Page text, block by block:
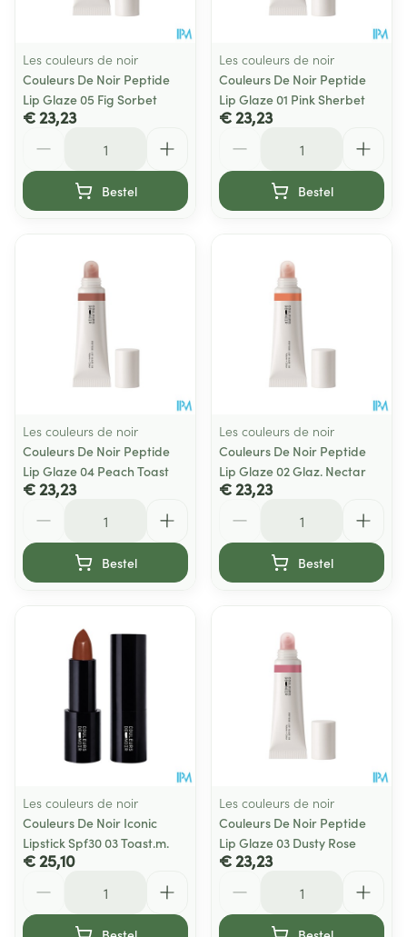
Les couleurs de noir
Couleurs De Noir Peptide
Lip Glaze 05 Fig Sorbet
€ 23,23
Bestel
Les couleurs de noir
Couleurs De Noir Peptide
Lip Glaze 01 Pink Sherbet
€ 23,23
Bestel
Les couleurs de noir
Couleurs De Noir Peptide
Lip Glaze 04 Peach Toast
€ 23,23
Bestel
Les couleurs de noir
Couleurs De Noir Peptide
Lip Glaze 02 Glaz. Nectar
€ 23,23
Bestel
Les couleurs de noir
Couleurs De Noir Iconic
Lipstick Spf30 03 Toast.m.
€ 25,10
Les couleurs de noir
Couleurs De Noir Peptide
Lip Glaze 03 Dusty Rose
€ 23,23